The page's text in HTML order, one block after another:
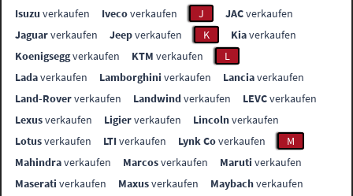
Isuzu verkaufen Ivecoverkaufen J JACverkaufen
Jaguarverkaufen Jeepverkaufen K Kiaverkaufen
Koenigseggverkaufen KTM verkaufen
L
Ladaverkaufen Lamborghini verkaufen Lanciaverkaufen
Land-Roververkaufen Landwindverkaufen LEVCverkaufen
Lexusverkaufen Ligierverkaufen Lincolnverkaufen
Lotusverkaufen LTIverkaufen Lynk Coverkaufen
M
Mahindraverkaufen Marcosverkaufen Maruti verkaufen
Maserati verkaufen Maxusverkaufen Maybachverkaufen